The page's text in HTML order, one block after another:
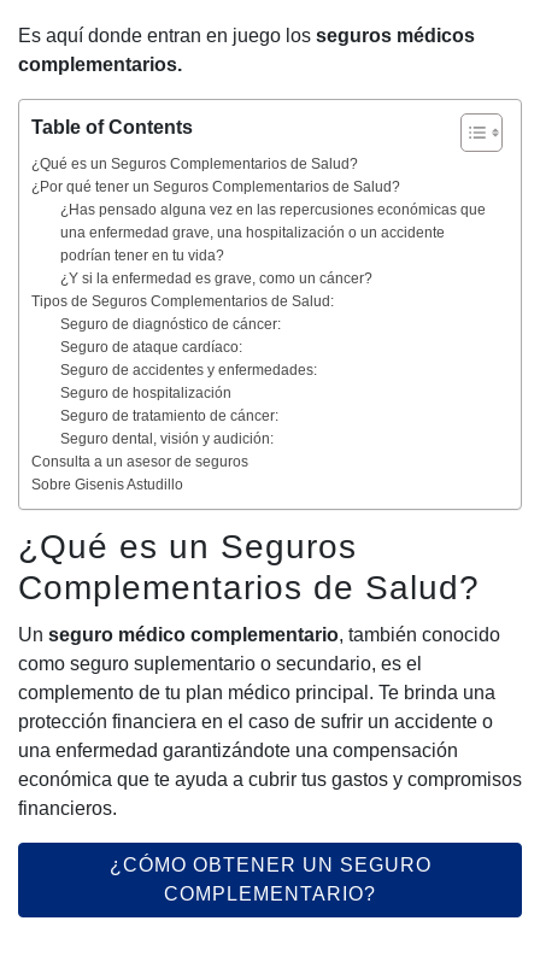
Es aquí donde entran en juego los seguros médicos
complementarios.
Table of Contents
¿Qué es un Seguros Complementarios de Salud?
¿Por qué tener un Seguros Complementarios de Salud?
¿Has pensado alguna vez en las repercusiones económicas que
una enfermedad grave, una hospitalización o un accidente
podrían tener en tu vida?
¿Y si la enfermedad es grave, como un cáncer?
Tipos de Seguros Complementarios de Salud:
Seguro de diagnóstico de cáncer:
Seguro de ataque cardíaco:
Seguro de accidentes y enfermedades:
Seguro de hospitalización
Seguro de tratamiento de cáncer:
Seguro dental, visión y audición:
Consulta a un asesor de seguros
Sobre Gisenis Astudillo
¿Qué es un Seguros
Complementarios de Salud?
Un seguro médico complementario, también conocido
como seguro suplementario o secundario, es el
complemento de tu plan médico principal. Te brinda una
protección financiera en el caso de sufrir un accidente o
una enfermedad garantizándote una compensación
económica que te ayuda a cubrir tus gastos y compromisos
financieros.
¿CÓMO OBTENER UN SEGURO
COMPLEMENTARIO?